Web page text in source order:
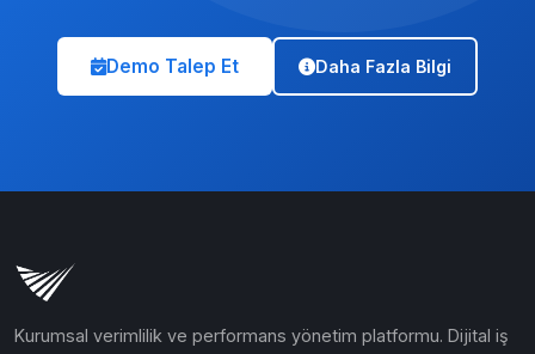
Demo Talep Et Daha Fazla Bilgi
Kurumsal verimlilik ve performans yönetim platformu. Dijital iş